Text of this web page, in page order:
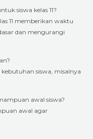
siswa kelas 11?
11 memberikan waktu
dan mengurangi
siswa, misalnya
awal siswa?
awal agar